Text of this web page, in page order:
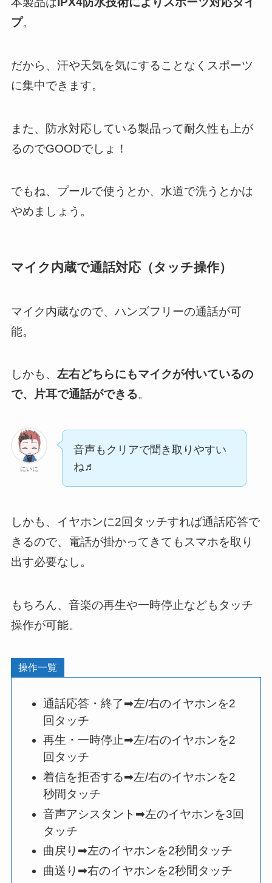
プ。
だから、汗や天気を気にすることなくスポーツ
に集中できます。
また、防水対応している製品って耐久性も上が
るのでGOODでしょ！
でもね、プールで使うとか、水道で洗うとかは
やめましょう。
マイク内蔵で通話対応（タッチ操作）
マイク内蔵なので、ハンズフリーの通話が可
能。
しかも、 左右どちらにもマイクが付いているの
で、片耳で通話ができる。
にいに
音声もクリアで聞き取りやすい
ね♬
しかも、イヤホンに2回タッチすれば通話応答で
きるので、電話が掛かってきてもスマホを取り
出す必要なし。
もちろん、音楽の再生や一時停止などもタッチ
操作が可能。
操作一覧
通話応答・終了➡左/右のイヤホンを2
回タッチ
再生・一時停止➡左/右のイヤホンを2
回タッチ
着信を拒否する➡左/右のイヤホンを2
秒間タッチ
音声アシスタント➡左のイヤホンを3回
タッチ
曲戻り➡左のイヤホンを2秒間タッチ
曲送り➡右のイヤホンを2秒間タッチ